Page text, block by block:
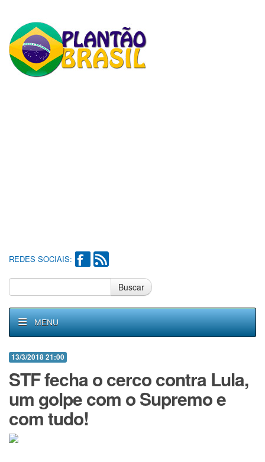
REDES SOCIAIS:
Buscar
MENU
13/3/2018 21:00
STF fecha o cerco contra Lula,
um golpe com o Supremo e
com tudo!